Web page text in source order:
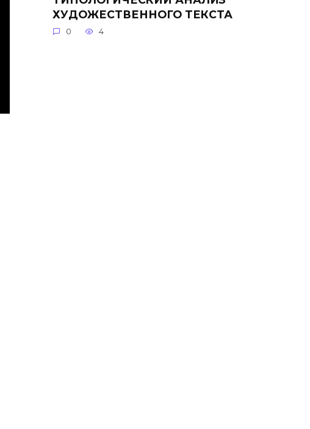
ХУДОЖЕСТВЕННОГО ТЕКСТА
0 4